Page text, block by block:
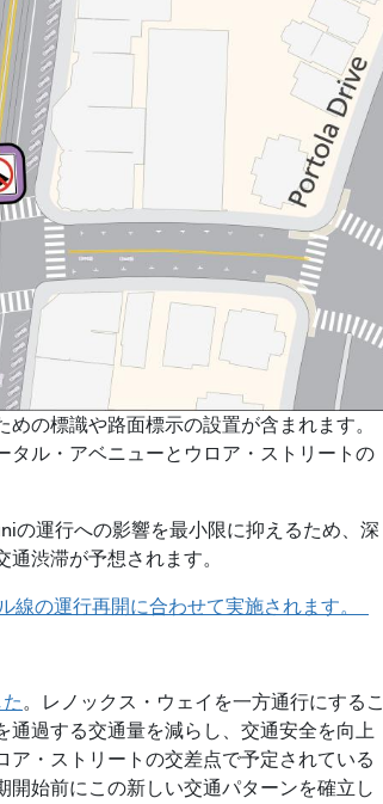
の標識や路面標示の設置が含まれます。
タル・アベニューとウロア・ストリートの
の運行への影響を最小限に抑えるため、深
通渋滞が予想されます。
線の運行再開に合わせて実施されます。
。レノックス・ウェイを一方通行にするこ
通過する交通量を減らし、交通安全を向上
・ストリートの交差点で予定されている
始前にこの新しい交通パターンを確立し